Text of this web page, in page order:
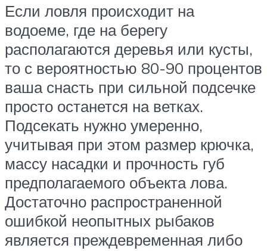
Если ловля происходит на
водоеме, где на берегу
располагаются деревья или кусты,
то с вероятностью 80-90 процентов
ваша снасть при сильной подсечке
просто останется на ветках.
Подсекать нужно умеренно,
учитывая при этом размер крючка,
массу насадки и прочность губ
предполагаемого объекта лова.
Достаточно распространенной
ошибкой неопытных рыбаков
является преждевременная либо